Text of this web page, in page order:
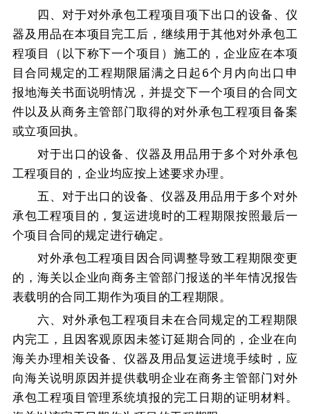
四、对于对外承包工程项目项下出口的设备、仪
器及用品在本项目完工后，继续用于其他对外承包工
程项目（以下称下一个项目）施工的，企业应在本项
目合同规定的工程期限届满之日起6个月内向出口申
报地海关书面说明情况，并提交下一个项目的合同文
件以及从商务主管部门取得的对外承包工程项目备案
或立项回执。
对于出口的设备、仪器及用品用于多个对外承包
工程项目的，企业均应按上述要求办理。
五、对于出口的设备、仪器及用品用于多个对外
承包工程项目的，复运进境时的工程期限按照最后一
个项目合同的规定进行确定。
对外承包工程项目因合同调整导致工程期限变更
的，海关以企业向商务主管部门报送的半年情况报告
表载明的合同工期作为项目的工程期限。
六、对外承包工程项目未在合同规定的工程期限
内完工，且因客观原因未签订延期合同的，企业在向
海关办理相关设备、仪器及用品复运进境手续时，应
向海关说明原因并提供载明企业在商务主管部门对外
承包工程项目管理系统填报的完工日期的证明材料。